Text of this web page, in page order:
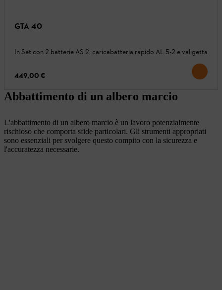
GTA 40
In Set con 2 batterie AS 2, caricabatteria rapido AL 5-2 e valigetta
449,00 €
Abbattimento di un albero marcio
L'abbattimento di un albero marcio è un lavoro potenzialmente
rischioso che comporta sfide particolari. Gli strumenti appropriati
sono essenziali per svolgere questo compito con la sicurezza e
l'accuratezza necessarie.